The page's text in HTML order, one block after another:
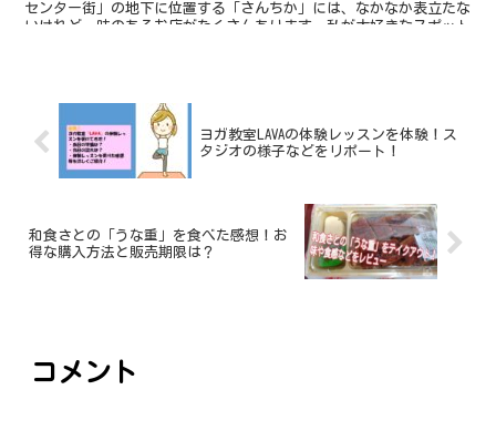
センター街」の地下に位置する「さんちか」には、なかなか表立たな
いけれど、味のあるお店がたくさんあります。私が大好きなスポット
ヨガ教室LAVAの体験レッスンを体験！ス
タジオの様子などをリポート！
和食さとの「うな重」を食べた感想！お
得な購入方法と販売期限は？
コメント